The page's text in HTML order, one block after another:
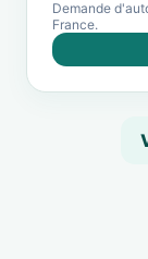
Demande
France.